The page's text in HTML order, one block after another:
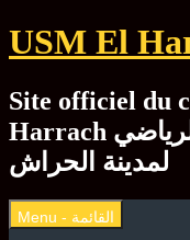
USM El
Site officiel du
Harrach الموقع الرسمي للاتحاد الرياضي
لمدينة الحراش